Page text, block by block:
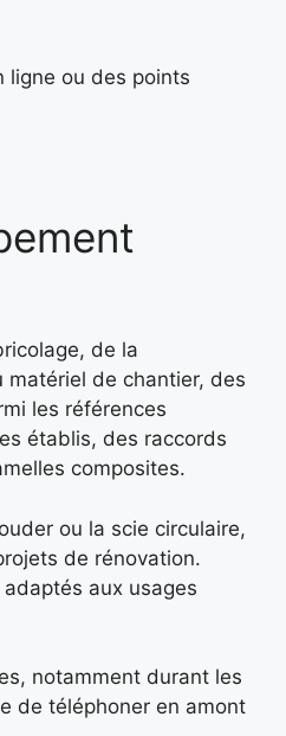
ligne ou des points
de la
matériel de chantier, des
les références
établis, des raccords
composites.
ou la scie circulaire,
de rénovation.
aux usages
notamment durant les
de téléphoner en amont